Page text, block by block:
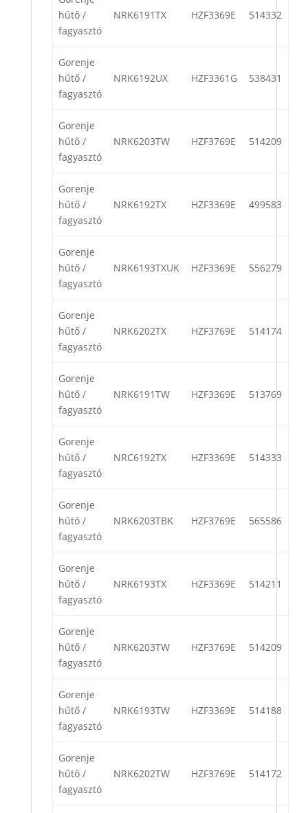
hűtő /
fagyasztó
NRK6191TX HZF3369E 514332
Gorenje
hűtő /
fagyasztó
NRK6192UX HZF3361G 538431
Gorenje
hűtő /
fagyasztó
NRK6203TW HZF3769E 514209
Gorenje
hűtő /
fagyasztó
NRK6192TX HZF3369E 499583
Gorenje
hűtő /
fagyasztó
NRK6193TXUK HZF3369E 556279
Gorenje
hűtő /
fagyasztó
NRK6202TX HZF3769E 514174
Gorenje
hűtő /
fagyasztó
NRK6191TW HZF3369E 513769
Gorenje
hűtő /
fagyasztó
NRC6192TX HZF3369E 514333
Gorenje
hűtő /
fagyasztó
NRK6203TBK HZF3769E 565586
Gorenje
hűtő /
fagyasztó
NRK6193TX HZF3369E 514211
Gorenje
hűtő /
fagyasztó
NRK6203TW HZF3769E 514209
Gorenje
hűtő /
fagyasztó
NRK6193TW HZF3369E 514188
Gorenje
hűtő /
fagyasztó
NRK6202TW HZF3769E 514172